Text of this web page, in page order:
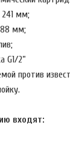
241 мм;
мм;
G1/2”
против
входят: